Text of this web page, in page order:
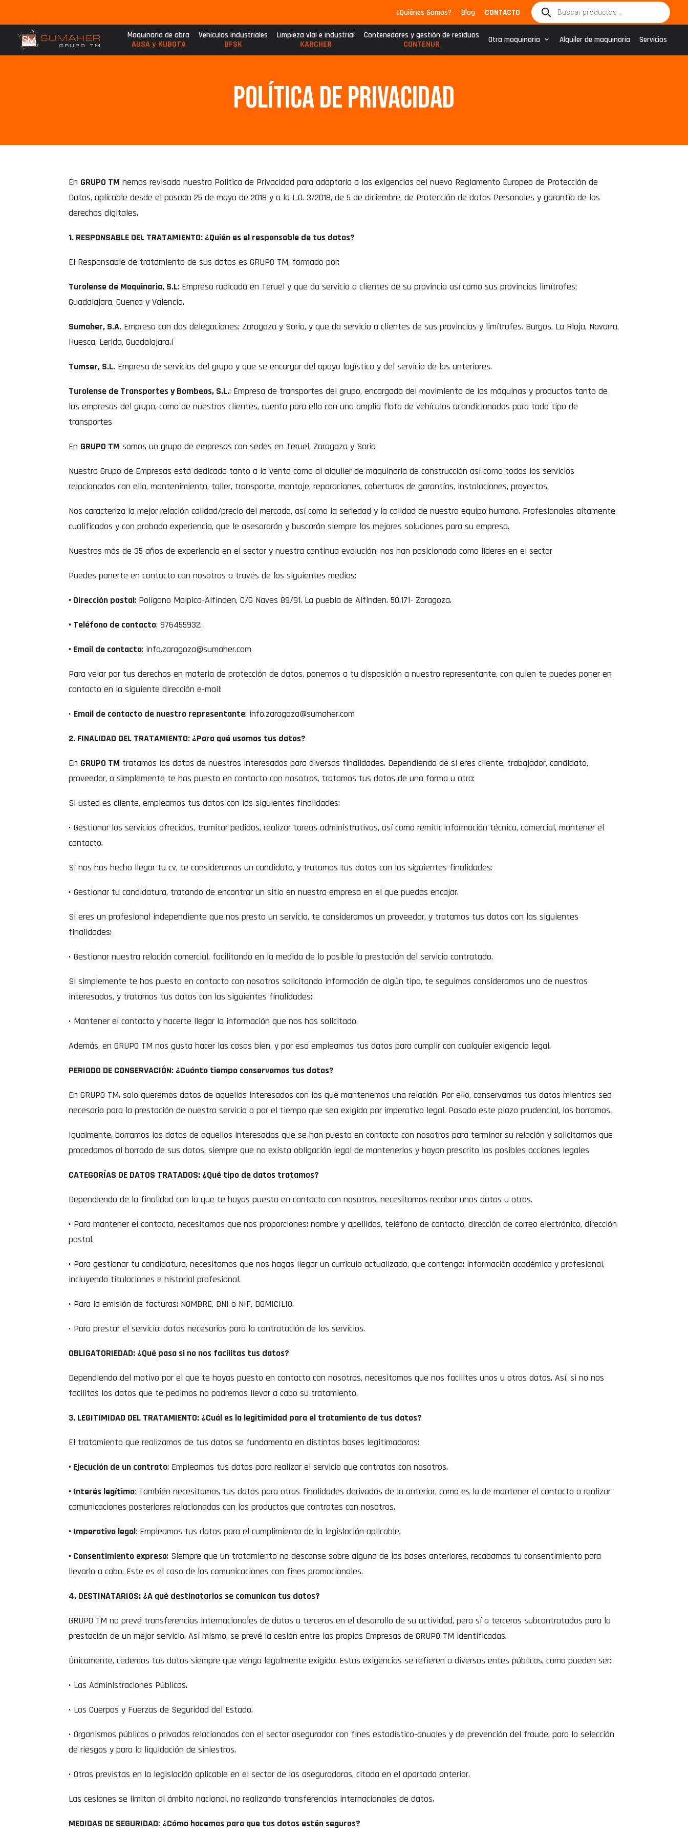
¿Quiénes Somos? Blog CONTACTO
Búsqueda
de
productos
Maquinaria de obra
AUSA y KUBOTA
Vehículos industriales
DFSK
Limpieza víal e industrial
KARCHER
Contenedores y gestión de residuos
CONTENUR Otra maquinaria Alquiler de maquinaria Servicios
Política de privacidad
En GRUPO TM hemos revisado nuestra Política de Privacidad para adaptarla a las exigencias del nuevo Reglamento Europeo de Protección de
Datos, aplicable desde el pasado 25 de mayo de 2018 y a la L.O. 3/2018, de 5 de diciembre, de Protección de datos Personales y garantía de los
derechos digitales.
1. RESPONSABLE DEL TRATAMIENTO: ¿Quién es el responsable de tus datos?
El Responsable de tratamiento de sus datos es GRUPO TM, formado por:
Turolense de Maquinaria, S.L: Empresa radicada en Teruel y que da servicio a clientes de su provincia así como sus provincias limítrofes;
Guadalajara, Cuenca y Valencia.
Sumaher, S.A. Empresa con dos delegaciones; Zaragoza y Soria, y que da servicio a clientes de sus provincias y limítrofes. Burgos, La Rioja, Navarra,
Huesca, Lerida, Guadalajara.í
Tumser, S.L. Empresa de servicios del grupo y que se encargar del apoyo logístico y del servicio de las anteriores.
Turolense de Transportes y Bombeos, S.L.: Empresa de transportes del grupo, encargada del movimiento de las máquinas y productos tanto de
las empresas del grupo, como de nuestros clientes, cuenta para ello con una amplia flota de vehículos acondicionados para todo tipo de
transportes
En GRUPO TM somos un grupo de empresas con sedes en Teruel, Zaragoza y Soria
Nuestro Grupo de Empresas está dedicado tanto a la venta como al alquiler de maquinaria de construcción así como todos los servicios
relacionados con ello, mantenimiento, taller, transporte, montaje, reparaciones, coberturas de garantías, instalaciones, proyectos.
Nos caracteriza la mejor relación calidad/precio del mercado, así como la seriedad y la calidad de nuestro equipo humano. Profesionales altamente
cualificados y con probada experiencia, que le asesorarán y buscarán siempre las mejores soluciones para su empresa.
Nuestros más de 35 años de experiencia en el sector y nuestra continua evolución, nos han posicionado como líderes en el sector
Puedes ponerte en contacto con nosotros a través de los siguientes medios:
• Dirección postal: Polígono Malpica-Alfinden, C/G Naves 89/91. La puebla de Alfinden. 50.171- Zaragoza.
• Teléfono de contacto: 976455932.
• Email de contacto: info.zaragoza@sumaher.com
Para velar por tus derechos en materia de protección de datos, ponemos a tu disposición a nuestro representante, con quien te puedes poner en
contacto en la siguiente dirección e-mail:
• Email de contacto de nuestro representante: info.zaragoza@sumaher.com
2. FINALIDAD DEL TRATAMIENTO: ¿Para qué usamos tus datos?
En GRUPO TM tratamos los datos de nuestros interesados para diversas finalidades. Dependiendo de si eres cliente, trabajador, candidato,
proveedor, o simplemente te has puesto en contacto con nosotros, tratamos tus datos de una forma u otra:
Si usted es cliente, empleamos tus datos con las siguientes finalidades:
• Gestionar los servicios ofrecidos, tramitar pedidos, realizar tareas administrativas, así como remitir información técnica, comercial, mantener el
contacto.
Si nos has hecho llegar tu cv, te consideramos un candidato, y tratamos tus datos con las siguientes finalidades:
• Gestionar tu candidatura, tratando de encontrar un sitio en nuestra empresa en el que puedas encajar.
Si eres un profesional independiente que nos presta un servicio, te consideramos un proveedor, y tratamos tus datos con las siguientes
finalidades:
• Gestionar nuestra relación comercial, facilitando en la medida de lo posible la prestación del servicio contratado.
Si simplemente te has puesto en contacto con nosotros solicitando información de algún tipo, te seguimos consideramos uno de nuestros
interesados, y tratamos tus datos con las siguientes finalidades:
• Mantener el contacto y hacerte llegar la información que nos has solicitado.
Además, en GRUPO TM nos gusta hacer las cosas bien, y por eso empleamos tus datos para cumplir con cualquier exigencia legal.
PERIODO DE CONSERVACIÓN: ¿Cuánto tiempo conservamos tus datos?
En GRUPO TM. solo queremos datos de aquellos interesados con los que mantenemos una relación. Por ello, conservamos tus datos mientras sea
necesario para la prestación de nuestro servicio o por el tiempo que sea exigido por imperativo legal. Pasado este plazo prudencial, los borramos.
Igualmente, borramos los datos de aquellos interesados que se han puesto en contacto con nosotros para terminar su relación y solicitarnos que
procedamos al borrado de sus datos, siempre que no exista obligación legal de mantenerlos y hayan prescrito las posibles acciones legales
CATEGORÍAS DE DATOS TRATADOS: ¿Qué tipo de datos tratamos?
Dependiendo de la finalidad con la que te hayas puesto en contacto con nosotros, necesitamos recabar unos datos u otros.
• Para mantener el contacto, necesitamos que nos proporciones: nombre y apellidos, teléfono de contacto, dirección de correo electrónico, dirección
postal.
• Para gestionar tu candidatura, necesitamos que nos hagas llegar un currículo actualizado, que contenga: información académica y profesional,
incluyendo titulaciones e historial profesional.
• Para la emisión de facturas: NOMBRE, DNI o NIF, DOMICILIO.
• Para prestar el servicio: datos necesarios para la contratación de los servicios.
OBLIGATORIEDAD: ¿Qué pasa si no nos facilitas tus datos?
Dependiendo del motivo por el que te hayas puesto en contacto con nosotros, necesitamos que nos facilites unos u otros datos. Así, si no nos
facilitas los datos que te pedimos no podremos llevar a cabo su tratamiento.
3. LEGITIMIDAD DEL TRATAMIENTO: ¿Cuál es la legitimidad para el tratamiento de tus datos?
El tratamiento que realizamos de tus datos se fundamenta en distintas bases legitimadoras:
• Ejecución de un contrato: Empleamos tus datos para realizar el servicio que contratas con nosotros.
• Interés legítimo: También necesitamos tus datos para otras finalidades derivadas de la anterior, como es la de mantener el contacto o realizar
comunicaciones posteriores relacionadas con los productos que contrates con nosotros.
• Imperativo legal: Empleamos tus datos para el cumplimiento de la legislación aplicable.
• Consentimiento expreso: Siempre que un tratamiento no descanse sobre alguna de las bases anteriores, recabamos tu consentimiento para
llevarlo a cabo. Este es el caso de las comunicaciones con fines promocionales.
4. DESTINATARIOS: ¿A qué destinatarios se comunican tus datos?
GRUPO TM no prevé transferencias internacionales de datos a terceros en el desarrollo de su actividad, pero sí a terceros subcontratados para la
prestación de un mejor servicio. Así mismo, se prevé la cesión entre las propias Empresas de GRUPO TM identificadas.
Únicamente, cedemos tus datos siempre que venga legalmente exigido. Estas exigencias se refieren a diversos entes públicos, como pueden ser:
• Las Administraciones Públicas.
• Los Cuerpos y Fuerzas de Seguridad del Estado.
• Organismos públicos o privados relacionados con el sector asegurador con fines estadístico-anuales y de prevención del fraude, para la selección
de riesgos y para la liquidación de siniestros.
• Otras previstas en la legislación aplicable en el sector de las aseguradoras, citada en el apartado anterior.
Las cesiones se limitan al ámbito nacional, no realizando transferencias internacionales de datos.
MEDIDAS DE SEGURIDAD: ¿Cómo hacemos para que tus datos estén seguros?